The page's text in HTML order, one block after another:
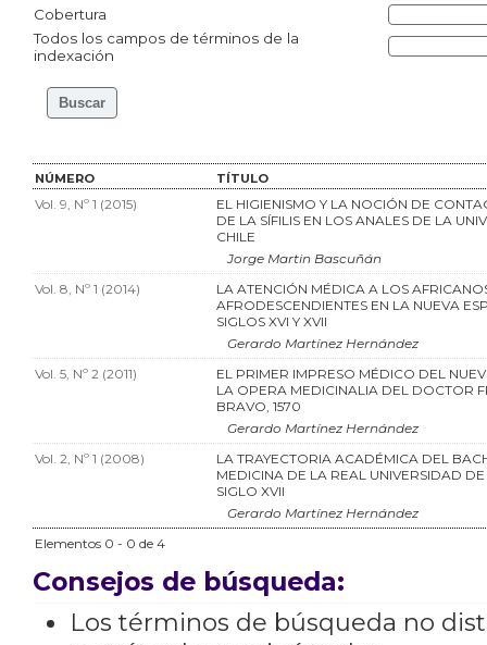
Cobertura
Todos los campos de términos de la
indexación
NÚMERO TÍTULO
Vol. 9, Nº 1 (2015)
EL HIGIENISMO Y LA NOCIÓN DE
DE LA SÍFILIS EN LOS ANALES DE LA
CHILE
Jorge Martin Bascuñán
Vol. 8, Nº 1 (2014)
LA ATENCIÓN MÉDICA A LOS
AFRODESCENDIENTES EN LA NUEVA
SIGLOS XVI Y XVII
Gerardo Martínez Hernández
Vol. 5, Nº 2 (2011)
EL PRIMER IMPRESO MÉDICO DEL
LA OPERA MEDICINALIA DEL DOCTOR
BRAVO, 1570
Gerardo Martínez Hernández
Vol. 2, Nº 1 (2008)
LA TRAYECTORIA ACADÉMICA DEL
MEDICINA DE LA REAL UNIVERSIDAD
SIGLO XVII
Gerardo Martínez Hernández
Elementos 0 - 0 de 4
Consejos de búsqueda:
Los términos de búsqueda no